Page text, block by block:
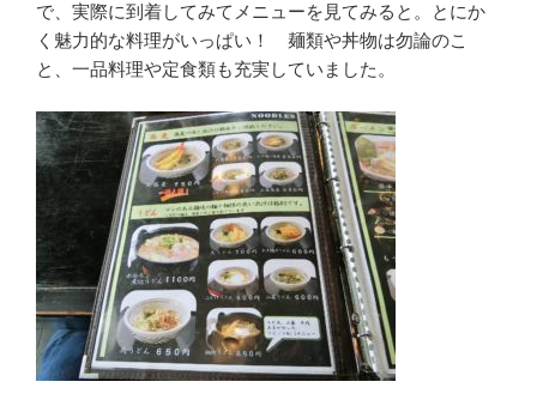
で、実際に到着してみてメニューを見てみると。とにか
く魅力的な料理がいっぱい！ 麺類や丼物は勿論のこ
と、一品料理や定食類も充実していました。